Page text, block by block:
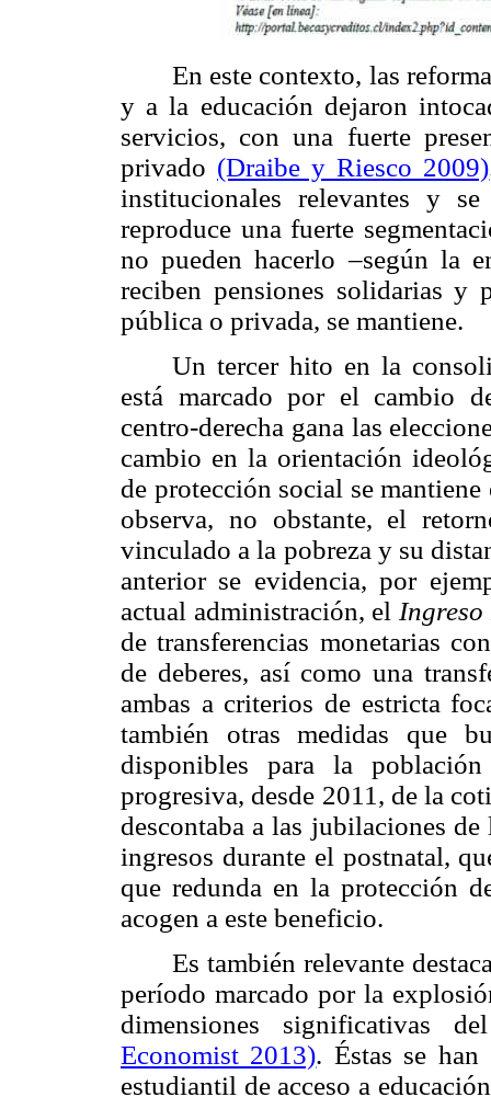
En este contexto, las
y a la educación dejaron
servicios, con una fuerte
privado (Draibe y Riesco 2009)
institucionales relevantes y
reproduce una fuerte
no pueden hacerlo –según la
reciben pensiones solidarias y
pública o privada, se mantiene.
Un tercer hito en la
está marcado por el cambio
centro-derecha gana las
cambio en la orientación
de protección social se
observa, no obstante, el
vinculado a la pobreza y su
anterior se evidencia, por
actual administración, el
de transferencias monetarias
de deberes, así como una
ambas a criterios de estricta
también otras medidas que
disponibles para la
progresiva, desde 2011, de la
descontaba a las jubilaciones
ingresos durante el postnatal,
que redunda en la protección
acogen a este beneficio.
Es también relevante
período marcado por la
dimensiones significativas
Economist 2013). Éstas se han
estudiantil de acceso a